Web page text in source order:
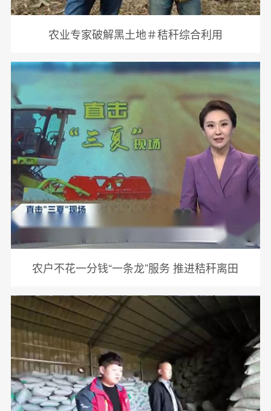
农业专家破解黑土地＃秸秆综合利用
农户不花一分钱“一条龙”服务 推进秸秆离田